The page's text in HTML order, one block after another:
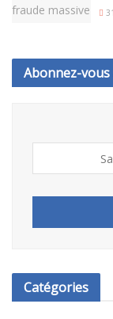
Abonnez-
Catégories